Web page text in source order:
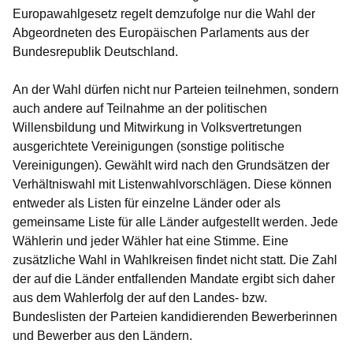
Europawahlgesetz regelt demzufolge nur die Wahl der
Abgeordneten des Europäischen Parlaments aus der
Bundesrepublik Deutschland.
An der Wahl dürfen nicht nur Parteien teilnehmen, sondern
auch andere auf Teilnahme an der politischen
Willensbildung und Mitwirkung in Volksvertretungen
ausgerichtete Vereinigungen (sonstige politische
Vereinigungen). Gewählt wird nach den Grundsätzen der
Verhältniswahl mit Listenwahlvorschlägen. Diese können
entweder als Listen für einzelne Länder oder als
gemeinsame Liste für alle Länder aufgestellt werden. Jede
Wählerin und jeder Wähler hat eine Stimme. Eine
zusätzliche Wahl in Wahlkreisen findet nicht statt. Die Zahl
der auf die Länder entfallenden Mandate ergibt sich daher
aus dem Wahlerfolg der auf den Landes- bzw.
Bundeslisten der Parteien kandidierenden Bewerberinnen
und Bewerber aus den Ländern.